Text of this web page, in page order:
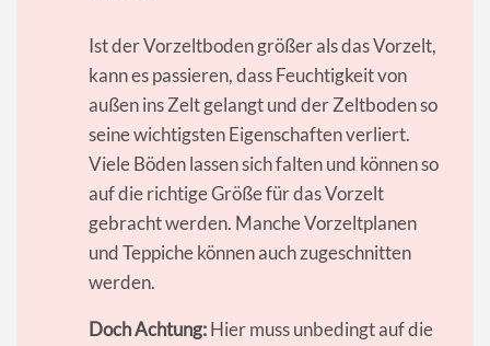
Ist der Vorzeltboden größer als das Vorzelt,
kann es passieren, dass Feuchtigkeit von
außen ins Zelt gelangt und der Zeltboden so
seine wichtigsten Eigenschaften verliert.
Viele Böden lassen sich falten und können so
auf die richtige Größe für das Vorzelt
gebracht werden. Manche Vorzeltplanen
und Teppiche können auch zugeschnitten
werden.
Doch Achtung:Hier muss unbedingt auf die